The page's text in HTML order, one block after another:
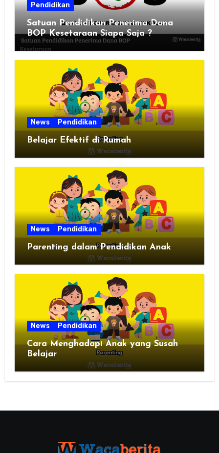
Pendidikan
Satuan Pendidikan Penerima Dana
BOP Kesetaraan Siapa Saja ?
News Pendidikan
Belajar Efektif di Rumah
News Pendidikan
Parenting dalam Pendidikan Anak
News Pendidikan
Cara Menghadapi Anak yang Susah
Belajar